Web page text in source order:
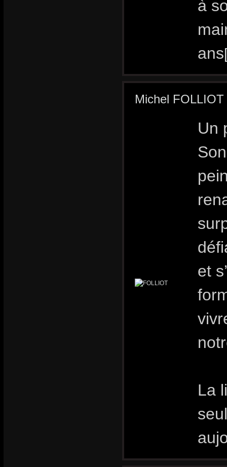
à
ans
Michel
Un
et
La